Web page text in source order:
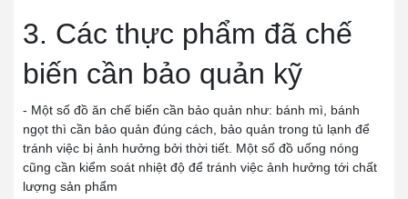
3. Các thực phẩm đã chế
biến cần bảo quản kỹ
- Một số đồ ăn chế biến cần bảo quản như: bánh mì, bánh
ngọt thì cần bảo quản đúng cách, bảo quản trong tủ lạnh để
tránh việc bị ảnh hưởng bởi thời tiết. Một số đồ uống nóng
cũng cần kiểm soát nhiệt độ để tránh việc ảnh hưởng tới chất
lượng sản phẩm